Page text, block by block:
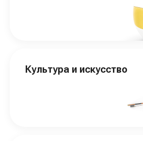
Культура и искусство